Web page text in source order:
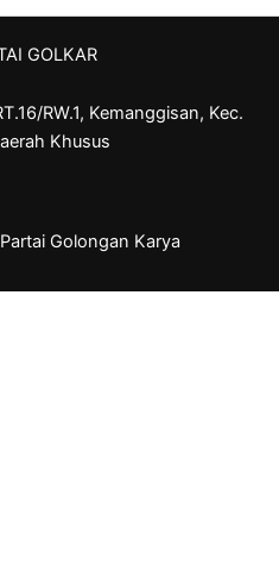
GOLKAR
RW.1, Kemanggisan, Kec.
Khusus
Golongan Karya